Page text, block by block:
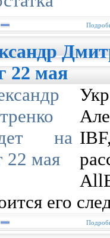
22 мая
его